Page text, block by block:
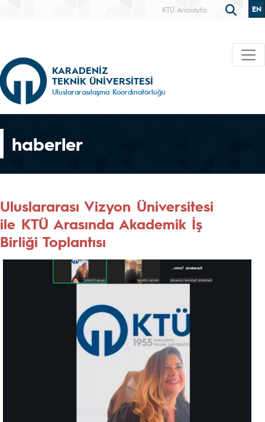
KTÜ Anasayfa EN
KARADENİZ
TEKNİK ÜNİVERSİTESİ
Uluslararasılaşma Koordinatörlüğü
haberler
Uluslararası Vizyon Üniversitesi
ile KTÜ Arasında Akademik İş
Birliği Toplantısı